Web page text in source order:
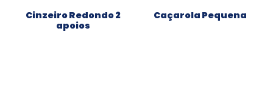
Cinzeiro Redondo 2
apoios
Caçarola Pequena